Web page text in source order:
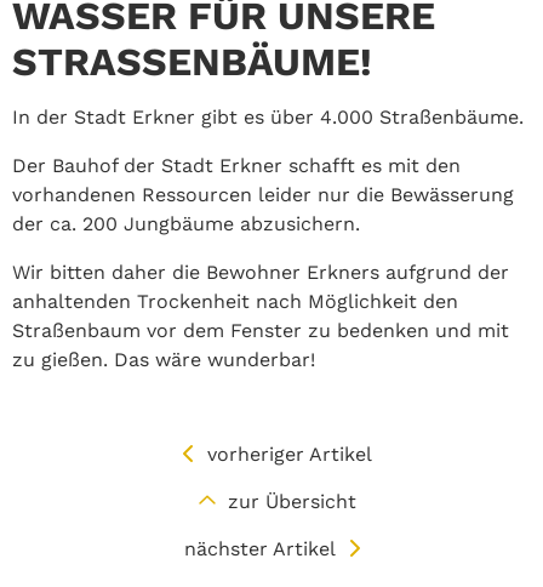
WASSER FÜR UNSERE
STRASSENBÄUME!
In der Stadt Erkner gibt es über 4.000 Straßenbäume.
Der Bauhof der Stadt Erkner schafft es mit den
vorhandenen Ressourcen leider nur die Bewässerung
der ca. 200 Jungbäume abzusichern.
Wir bitten daher die Bewohner Erkners aufgrund der
anhaltenden Trockenheit nach Möglichkeit den
Straßenbaum vor dem Fenster zu bedenken und mit
zu gießen. Das wäre wunderbar!
vorheriger Artikel
zur Übersicht
nächster Artikel